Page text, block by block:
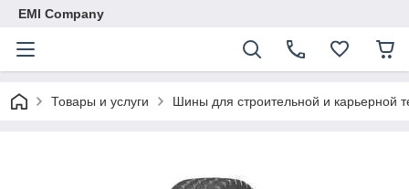
EMI Company
Товары и услуги Шины для строительной и карьерной